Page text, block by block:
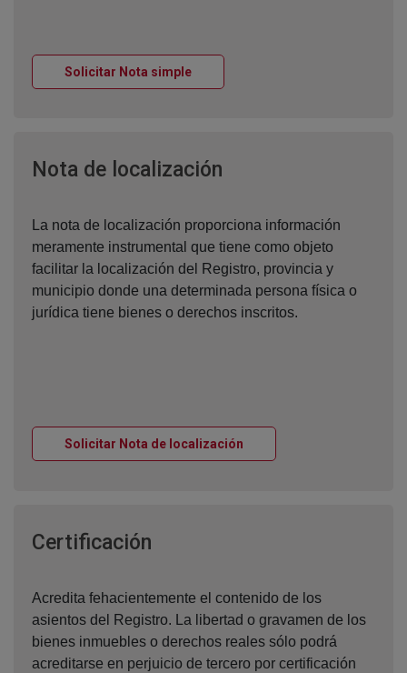
Solicitar Nota simpleVentana nueva
Nota de localización
La nota de localización proporciona información
meramente instrumental que tiene como objeto
facilitar la localización del Registro, provincia y
municipio donde una determinada persona física o
jurídica tiene bienes o derechos inscritos.
Solicitar Nota de localización
Certificación
Acredita fehacientemente el contenido de los
asientos del Registro. La libertad o gravamen de los
bienes inmuebles o derechos reales sólo podrá
acreditarse en perjuicio de tercero por certificación